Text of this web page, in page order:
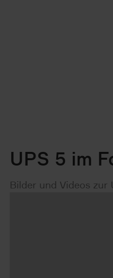
UPS 5 im
Bilder und Videos zur